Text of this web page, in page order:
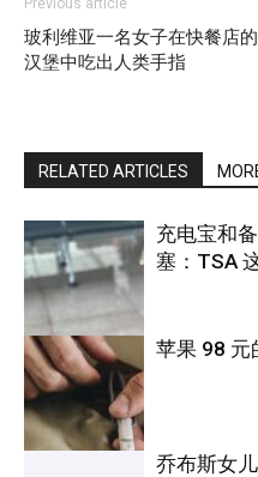
Previous article
玻利维亚一名女子在快餐店的
汉堡中吃出人类手指
RELATED ARTICLES
旅游
充电宝和
塞：TSA
苹果 98 元
乔布斯女